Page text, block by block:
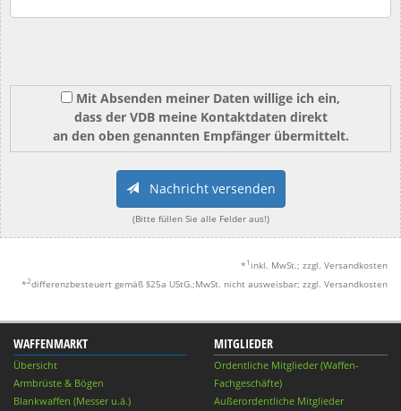
Mit Absenden meiner Daten willige ich ein,
dass der VDB meine Kontaktdaten direkt
an den oben genannten Empfänger übermittelt.
Nachricht versenden
(Bitte füllen Sie alle Felder aus!)
* 1 inkl. MwSt.; zzgl. Versandkosten
*2differenzbesteuert gemäß §25a UStG.;MwSt. nicht ausweisbar; zzgl. Versandkosten
WAFFENMARKT
Übersicht
Armbrüste & Bögen
Blankwaffen (Messer u.ä.)
MITGLIEDER
Ordentliche Mitglieder (Waffen-
Fachgeschäfte)
Außerordentliche Mitglieder